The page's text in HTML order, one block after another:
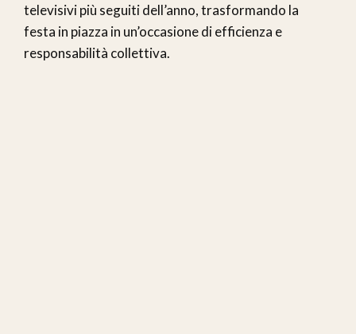
televisivi più seguiti dell’anno, trasformando la
festa in piazza in un’occasione di efficienza e
responsabilità collettiva.